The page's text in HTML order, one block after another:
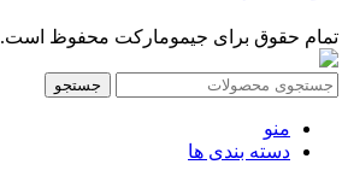
تمام حقوق برای جیمومارکت محفوظ است.
جستجو
منو
دسته بندی ها